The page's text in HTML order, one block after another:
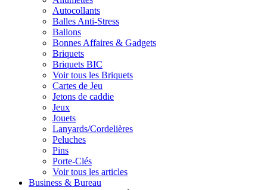
Autocollants
Balles Anti-Stress
Ballons
Bonnes Affaires & Gadgets
Briquets
Briquets BIC
Voir tous les Briquets
Cartes de Jeu
Jetons de caddie
Jeux
Jouets
Lanyards/Cordelières
Peluches
Pins
Porte-Clés
Voir tous les articles
Business & Bureau